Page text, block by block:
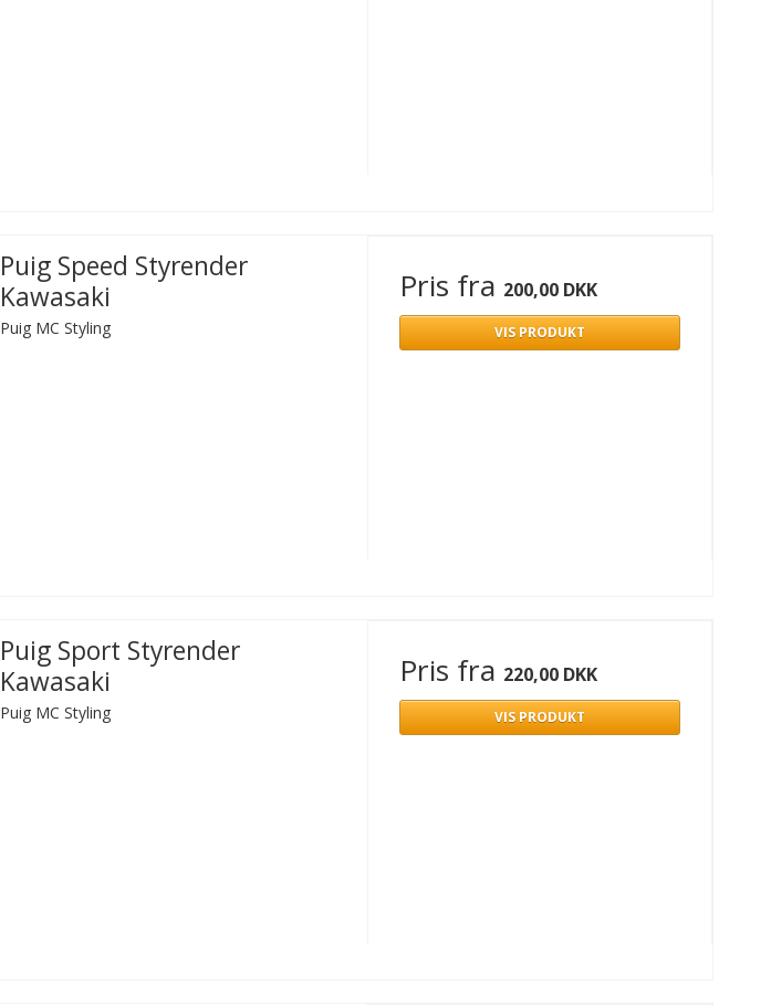
Puig Speed Styrender
Kawasaki
Puig MC Styling
Pris fra 200,00 DKK
VIS PRODUKT
Puig Sport Styrender
Kawasaki
Puig MC Styling
Pris fra 220,00 DKK
VIS PRODUKT